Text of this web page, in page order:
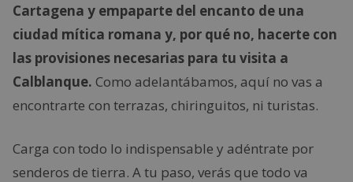
Cartagena y empaparte del encanto de una
ciudad mítica romana y, por qué no, hacerte con
las provisiones necesarias para tu visita a
Calblanque. Como adelantábamos, aquí no vas a
encontrarte con terrazas, chiringuitos, ni turistas.
Carga con todo lo indispensable y adéntrate por
senderos de tierra. A tu paso, verás que todo va